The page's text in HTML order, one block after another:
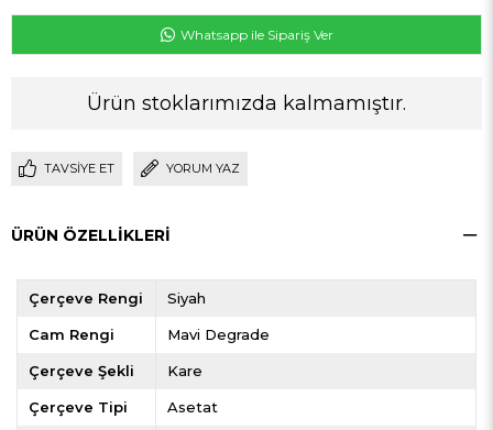
Whatsapp ile Sipariş Ver
Ürün stoklarımızda kalmamıştır.
TAVSIYE ET YORUM YAZ
ÜRÜN ÖZELLIKLERI
Çerçeve Rengi Siyah
Cam Rengi Mavi Degrade
Çerçeve Şekli Kare
Çerçeve Tipi Asetat